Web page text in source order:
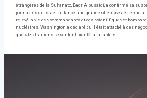
étrangères de la Sultanato, Badr Albusaidi, a confirmé sa
jour après qu'Israël ait lancé une grande offensive aérienne à
relevé la vie des commandants et des scientifiques et
nucléaires. Washington a déclaré qu'il était attaché à des
que « les Iraniens se sentent bientôt à la table ».